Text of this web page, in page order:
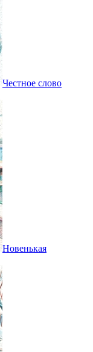
Честное слово
Новенькая